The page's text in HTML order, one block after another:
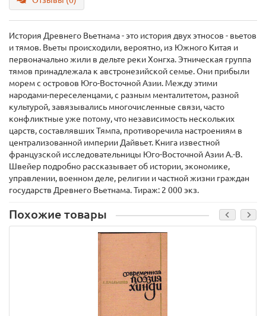
История Древнего Вьетнама - это история двух этносов - вьетов
и тямов. Вьеты происходили, вероятно, из Южного Китая и
первоначально жили в дельте реки Хонгха. Этническая группа
тямов принадлежала к австронезийской семье. Они прибыли
морем с островов Юго-Восточной Азии. Между этими
народами-переселенцами, с разным менталитетом, разной
культурой, завязывались многочисленные связи, часто
конфликтные уже потому, что независимость нескольких
царств, составлявших Тямпа, противоречила настроениям в
централизованной империи Дайвьет. Книга известной
французской исследовательницы Юго-Восточной Азии А.-В.
Швейер подробно рассказывает об истории, экономике,
управлении, военном деле, религии и частной жизни граждан
государств Древнего Вьетнама. Тираж: 2 000 экз.
Похожие товары